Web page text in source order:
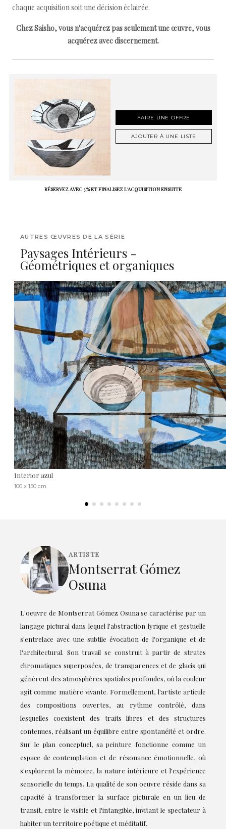
chaque acquisition soit une décision éclairée.
Chez Saisho, vous n'acquérez pas seulement une œuvre, vous
acquérez avec discernement.
FAIRE UNE OFFRE
AJOUTER À UNE LISTE
RÉSERVEZ AVEC 5 % ET FINALISEZ L'ACQUISITION ENSUITE
AUTRES ŒUVRES DE LA SÉRIE
Paysages Intérieurs -
Géométriques et organiques
Interior azul
100 x 150 cm
ARTISTE
Montserrat Gómez
Osuna
L'oeuvre de Montserrat Gómez Osuna se caractérise par un
langage pictural dans lequel l'abstraction lyrique et gestuelle
s'entrelace avec une subtile évocation de l'organique et de
l'architectural. Son travail se construit à partir de strates
chromatiques superposées, de transparences et de glacis qui
génèrent des atmosphères spatiales profondes, où la couleur
agit comme matière vivante. Formellement, l'artiste articule
des compositions ouvertes, au rythme contrôlé, dans
lesquelles coexistent des traits libres et des structures
contenues, réalisant un équilibre entre spontanéité et ordre.
Sur le plan conceptuel, sa peinture fonctionne comme un
espace de contemplation et de résonance émotionnelle, où
s'explorent la mémoire, la nature intérieure et l'expérience
sensorielle du temps. La qualité de son oeuvre réside dans sa
capacité à transformer la surface picturale en un lieu de
transit, entre le visible et l'intangible, invitant le spectateur à
habiter un territoire poétique et méditatif.